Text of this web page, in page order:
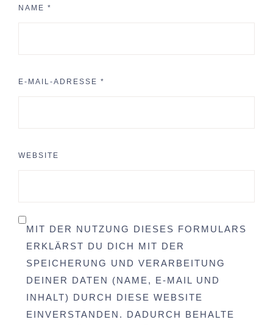
NAME *
E-MAIL-ADRESSE *
WEBSITE
MIT DER NUTZUNG DIESES FORMULARS
ERKLÄRST DU DICH MIT DER
SPEICHERUNG UND VERARBEITUNG
DEINER DATEN (NAME, E-MAIL UND
INHALT) DURCH DIESE WEBSITE
EINVERSTANDEN. DADURCH BEHALTE